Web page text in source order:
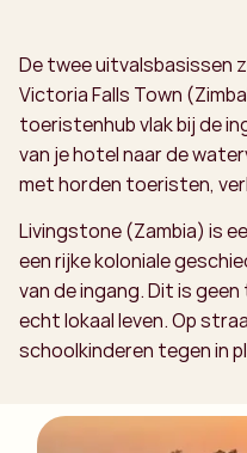
De twee uitvalsbasissen
Victoria Falls Town
toeristenhub vlak bij de
van je hotel naar de
met horden toeristen,
Livingstone (Zambia) is
een rijke koloniale
van de ingang. Dit is
echt lokaal leven. Op
schoolkinderen tegen in